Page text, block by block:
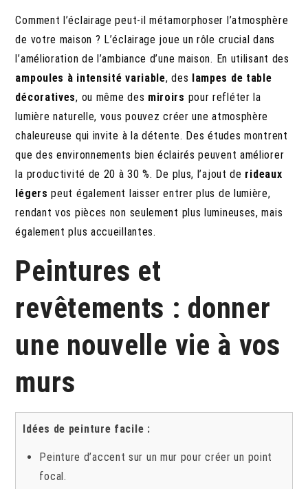
Comment l’éclairage peut-il métamorphoser l’atmosphère
de votre maison ? L’éclairage joue un rôle crucial dans
l’amélioration de l’ambiance d’une maison. En utilisant des
ampoules à intensité variable, des lampes de table
décoratives, ou même des miroirs pour refléter la
lumière naturelle, vous pouvez créer une atmosphère
chaleureuse qui invite à la détente. Des études montrent
que des environnements bien éclairés peuvent améliorer
la productivité de 20 à 30 %. De plus, l’ajout de rideaux
légers peut également laisser entrer plus de lumière,
rendant vos pièces non seulement plus lumineuses, mais
également plus accueillantes.
Peintures et
revêtements : donner
une nouvelle vie à vos
murs
Idées de peinture facile :
Peinture d’accent sur un mur pour créer un point
focal.